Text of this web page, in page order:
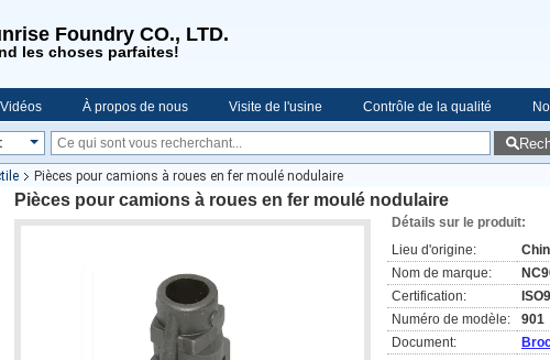
Foundry CO., LTD.
les choses parfaites!
Vidéos À propos de nous Visite de l'usine Contrôle de la qualité
Pièces pour camions à roues en fer moulé nodulaire
Pièces pour camions à roues en fer moulé nodulaire
Détails sur le produit:
Lieu d'origine:
Nom de marque:
Certification:
Numéro de modèle:
901
Document: